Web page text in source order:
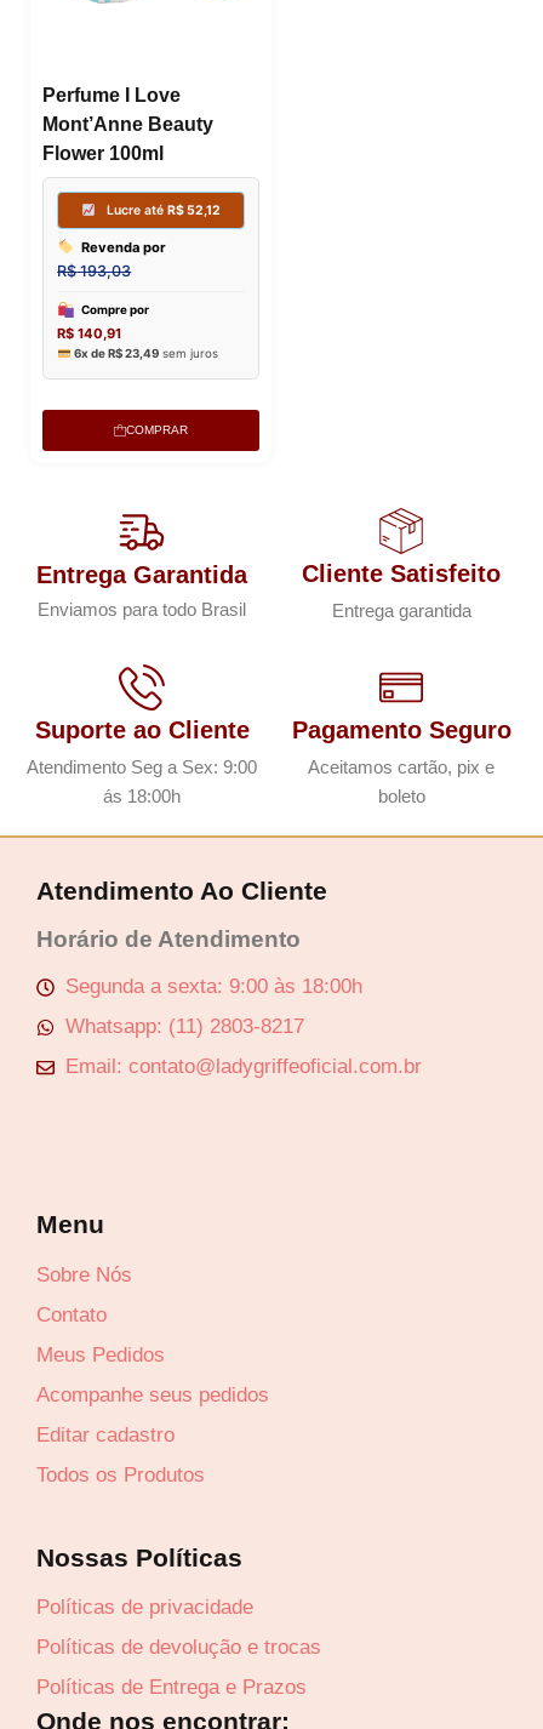
Lucre até
Revenda por
R$193,03
Compre por
R$140,91
6x de
Perfume I Love
Mont’Anne Beauty
Flower 100ml
R$193,03
R$140,91
6x deR$23,49sem juros
COMPRAR
Entrega Garantida
Enviamos para todo Brasil
Cliente Satisfeito
Entrega garantida
Suporte ao Cliente
Atendimento Seg a Sex: 9:00
ás 18:00h
Pagamento Seguro
Aceitamos cartão, pix e
boleto
Atendimento Ao Cliente
Horário de Atendimento
Segunda a sexta: 9:00 às 18:00h
Whatsapp: (11) 2803-8217
Email: contato@ladygriffeoficial.com.br
Menu
Sobre Nós
Contato
Meus Pedidos
Acompanhe seus pedidos
Editar cadastro
Todos os Produtos
Nossas Políticas
Políticas de privacidade
Políticas de devolução e trocas
Políticas de Entrega e Prazos
Onde nos encontrar: